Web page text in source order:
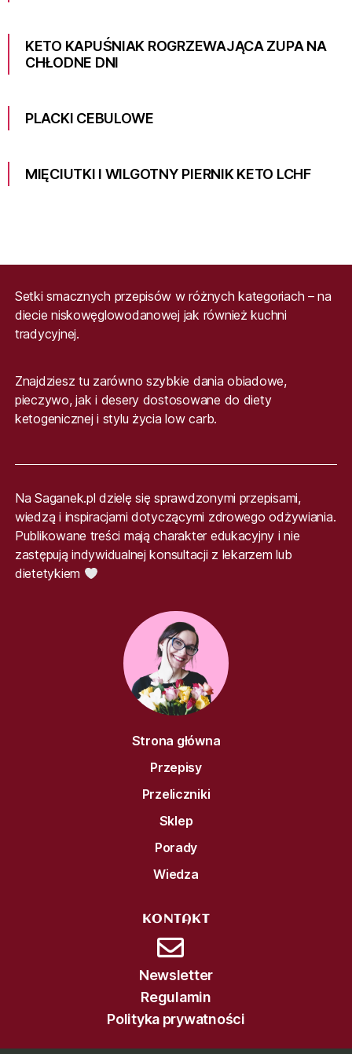
KETO KAPUŚNIAK ROGRZEWAJĄCA ZUPA NA
CHŁODNE DNI
PLACKI CEBULOWE
MIĘCIUTKI I WILGOTNY PIERNIK KETO LCHF
Setki smacznych przepisów w różnych kategoriach – na
diecie niskowęglowodanowej jak również kuchni
tradycyjnej.
Znajdziesz tu zarówno szybkie dania obiadowe,
pieczywo, jak i desery dostosowane do diety
ketogenicznej i stylu życia low carb.
Na Saganek.pl dzielę się sprawdzonymi przepisami,
wiedzą i inspiracjami dotyczącymi zdrowego odżywiania.
Publikowane treści mają charakter edukacyjny i nie
zastępują indywidualnej konsultacji z lekarzem lub
dietetykiem
Strona główna
Przepisy
Przeliczniki
Sklep
Porady
Wiedza
KONTAKT
Newsletter
Regulamin
Polityka prywatności